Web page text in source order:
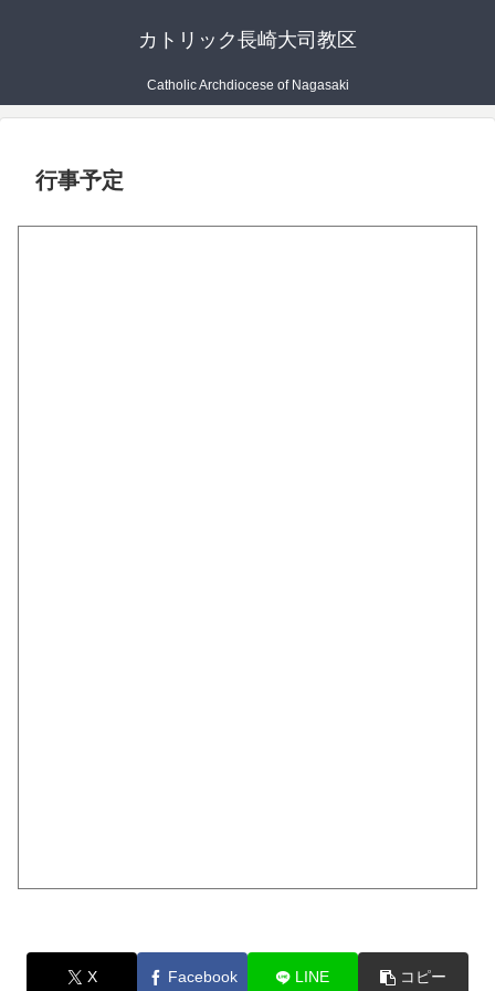
カトリック長崎大司教区
Catholic Archdiocese of Nagasaki
行事予定
X Facebook LINE コピー